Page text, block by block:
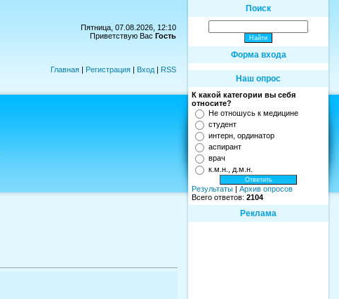
Пятница, 07.08.2026, 12:10
Приветствую Вас Гость
Главная | Регистрация | Вход | RSS
Поиск
Форма входа
Наш опрос
К какой категории вы себя
относите?
Не отношусь к медицине
студент
интерн, ординатор
аспирант
врач
к.м.н., д.м.н.
Результаты | Архив опросов
Всего ответов: 2104
Реклама